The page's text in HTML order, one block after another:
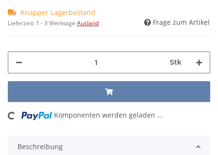
Knapper Lagerbestand
Lieferzeit: 1 - 3 Werktage Ausland Frage zum Artikel
Stk
Komponenten werden geladen ...
Beschreibung